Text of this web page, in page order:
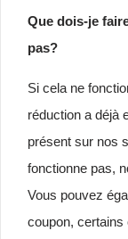
Que dois-je
pas?
Si cela ne
réduction a déjà
présent sur nos
fonctionne pas,
Vous pouvez
coupon, certains